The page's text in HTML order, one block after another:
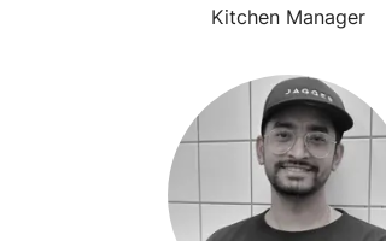
Kitchen Manager